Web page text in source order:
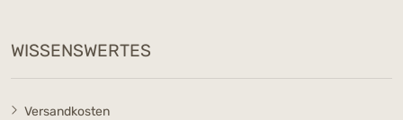
WISSENSWERTES
Versandkosten